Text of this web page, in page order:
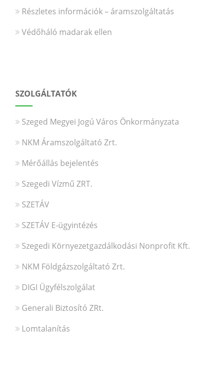
Részletes információk – áramszolgáltatás
Védőháló madarak ellen
SZOLGÁLTATÓK
Szeged Megyei Jogú Város Önkormányzata
NKM Áramszolgáltató Zrt.
Mérőállás bejelentés
Szegedi Vízmű ZRT.
SZETÁV
SZETÁV E-ügyintézés
Szegedi Környezetgazdálkodási Nonprofit Kft.
NKM Földgázszolgáltató Zrt.
DIGI Ügyfélszolgálat
Generali Biztosító ZRt.
Lomtalanítás